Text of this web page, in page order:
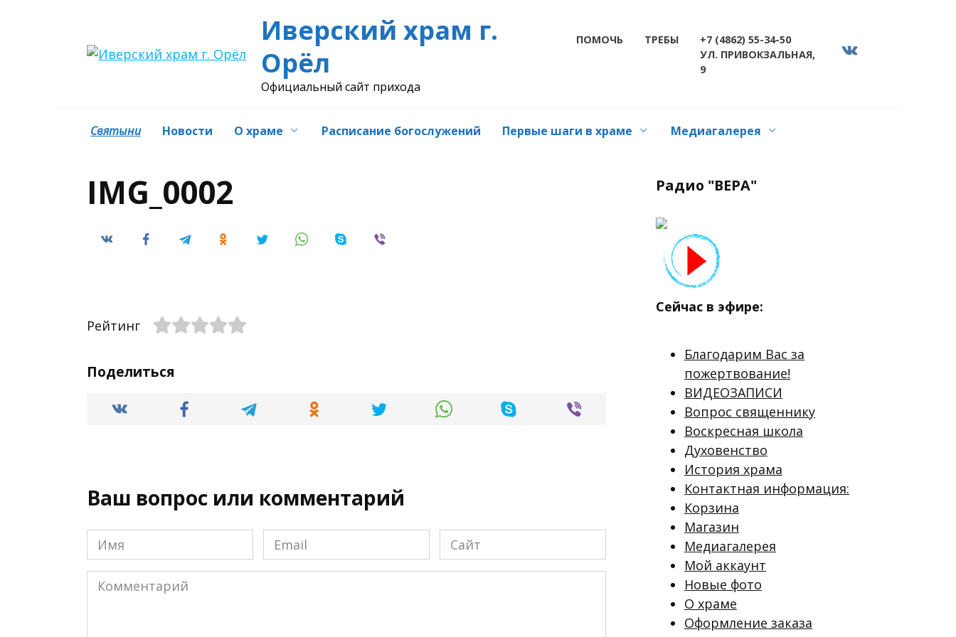
Иверский храм г.
Орёл
Официальный сайт прихода
ПОМОЧЬ ТРЕБЫ
+7 (4862) 55-34-50
УЛ. ПРИВОКЗАЛЬНАЯ,
9
Святыни Новости О храме Расписание богослужений Первые шаги в храме Медиагалерея
IMG_0002
Рейтинг
Поделиться
Ваш вопрос или комментарий
Имя
*
Email
*
Сайт
Комментарий
Радио "ВЕРА"
Сейчас в эфире:
Благодарим Вас за
пожертвование!
ВИДЕОЗАПИСИ
Вопрос священнику
Воскресная школа
Духовенство
История храма
Контактная информация:
Корзина
Магазин
Медиагалерея
Мой аккаунт
Новые фото
О храме
Оформление заказа